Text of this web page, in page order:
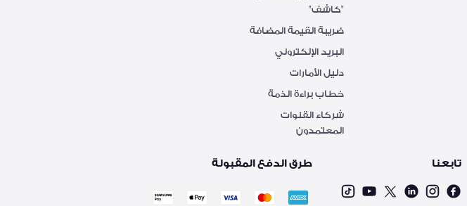
"كاشف"
ضريبة القيمة المضافة
البريد الإلكتروني
دليل الأمارات
خطاب براءة الذمة
شركاء القنوات
المعتمدون
تابعنا طرق الدفع المقبولة